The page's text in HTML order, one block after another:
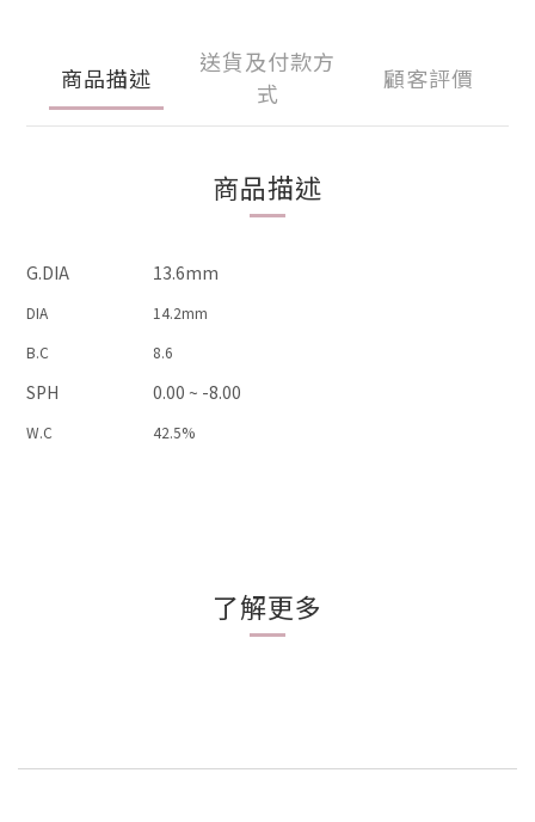
商品描述
送貨及付款方
式
顧客評價
商品描述
G.DIA 13.6mm
DIA
14.2mm
B.C
8.6
SPH 0.00 ~ -8.00
W.C 42.5%
了解更多